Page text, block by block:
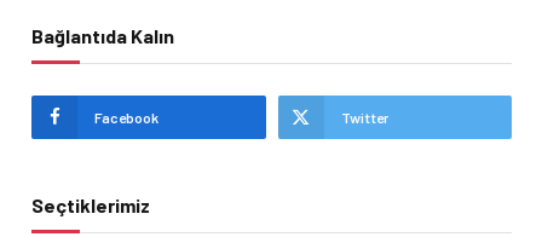
Bağlantıda Kalın
Facebook Twitter
Seçtiklerimiz